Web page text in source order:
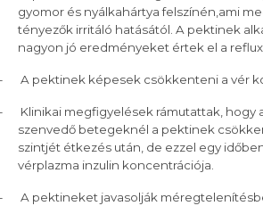
gyomor és nyálkahártya felszínén,ami
tényezők irritáló hatásától. A pektinek
nagyon jó eredményeket értek el a
A pektinek képesek csökkenteni a vér
Klinikai megfigyelések rámutattak, hogy
szenvedő betegeknél a pektinek
szintjét étkezés után, de ezzel egy
vérplazma inzulin koncentrációja.
A pektineket javasolják